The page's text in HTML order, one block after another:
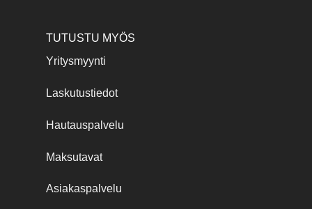
TUTUSTU MYÖS
Yritysmyynti
Laskutustiedot
Hautauspalvelu
Maksutavat
Asiakaspalvelu